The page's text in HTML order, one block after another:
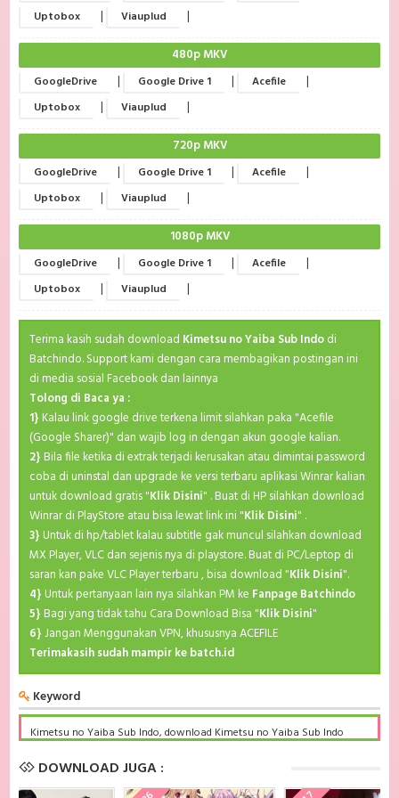
Uptobox | Viauplud |
480p MKV
GoogleDrive | Google Drive 1 | Acefile |
Uptobox | Viauplud |
720p MKV
GoogleDrive | Google Drive 1 | Acefile |
Uptobox | Viauplud |
1080p MKV
GoogleDrive | Google Drive 1 | Acefile |
Uptobox | Viauplud |
Terima kasih sudah download Kimetsu no Yaiba Sub Indodi
Batchindo. Support kami dengan cara membagikan postingan ini
di media sosial Facebook dan lainnya
Tolong di Baca ya :
1} Kalau link google drive terkena limit silahkan paka "Acefile
(Google Sharer)" dan wajib log in dengan akun google kalian.
2} Bila file ketika di extrak terjadi kerusakan atau dimintai password
coba di uninstal dan upgrade ke versi terbaru aplikasi Winrar kalian
untuk download gratis "Klik Disini" . Buat di HP silahkan download
Winrar di PlayStore atau bisa lewat link ini "Klik Disini" .
3} Untuk di hp/tablet kalau subtitle gak muncul silahkan download
MX Player, VLC dan sejenis nya di playstore. Buat di PC/Leptop di
saran kan pake VLC Player terbaru , bisa download "Klik Disini".
4} Untuk pertanyaan lain nya silahkan PM ke Fanpage Batchindo
5} Bagi yang tidak tahu Cara Download Bisa "Klik Disini"
6}Jangan Menggunakan VPN, khususnya ACEFILE
Terimakasih sudah mampir ke batch.id
Keyword
Kimetsu no Yaiba Sub Indo, download Kimetsu no Yaiba Sub Indo
Batch, Kimetsu no Yaiba BD Subtitle Indonesia komplit, download
Kimetsu no Yaiba Sub indo batch google drive, Kimetsu no Yaiba
batch subtitle indonesia, Kimetsu no Yaiba mp4 batch, Kimetsu no
Yaiba Sub Indo x265, Kimetsu no Yaiba Batch Subtitle Indonesia bd,
DOWNLOAD JUGA :